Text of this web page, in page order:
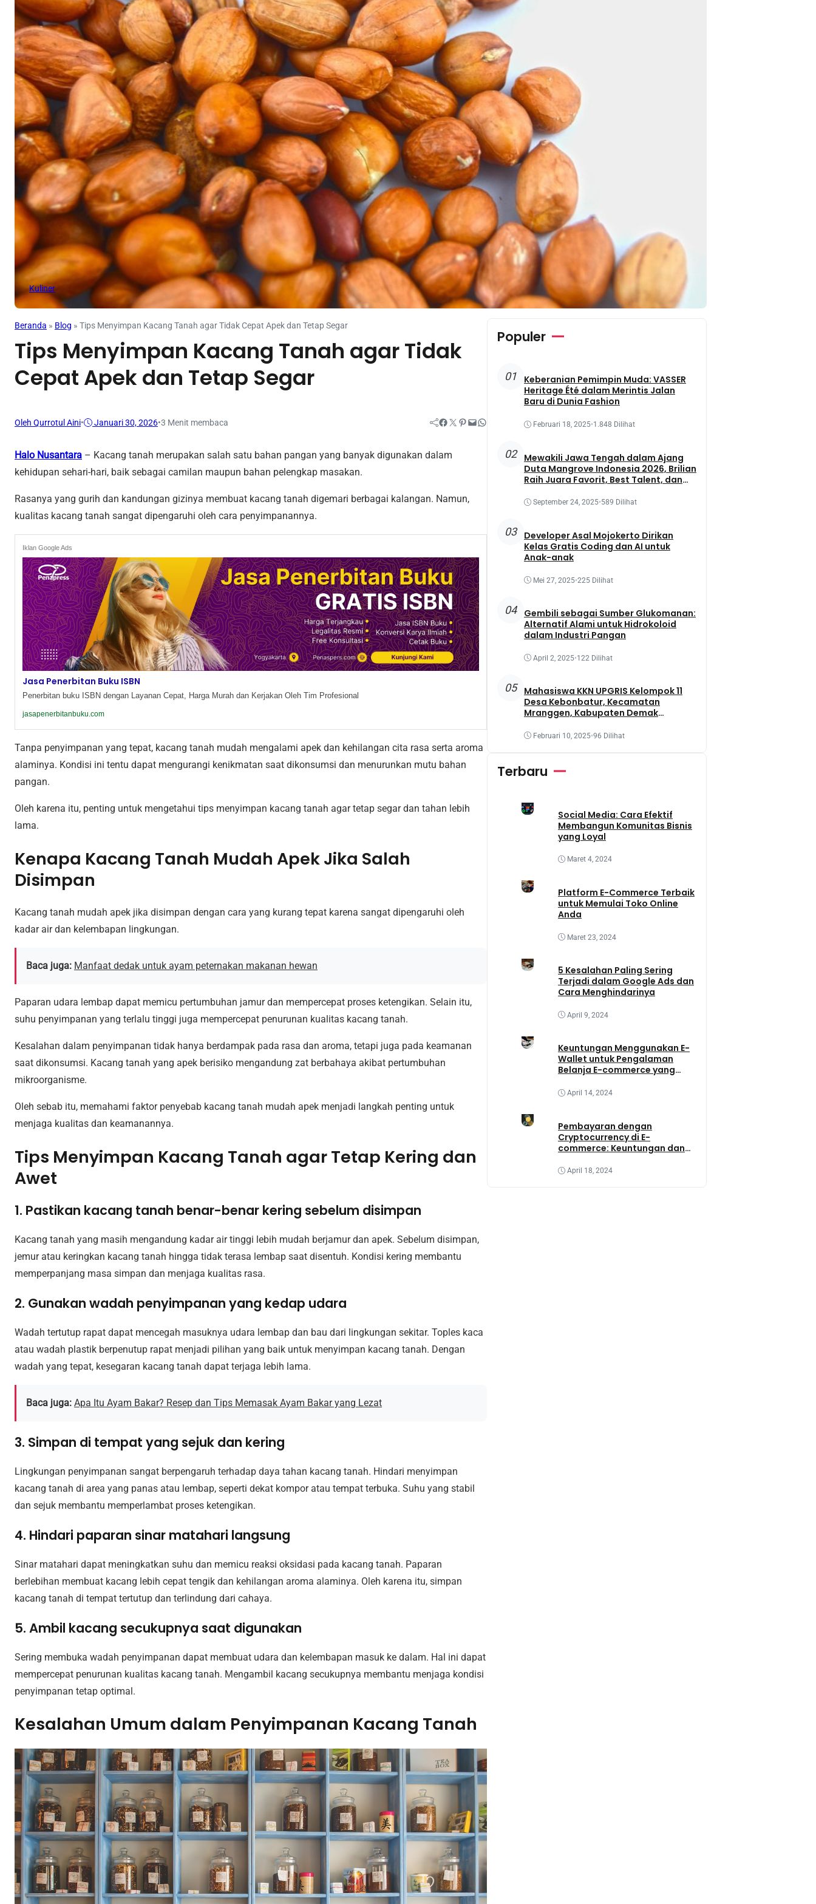
Kuliner
Beranda » Blog » Tips Menyimpan Kacang Tanah agar Tidak Cepat Apek dan Tetap Segar
Tips Menyimpan Kacang Tanah agar Tidak
Cepat Apek dan Tetap Segar
Oleh Qurrotul Aini• Januari 30, 2026•3 Menit membaca Facebook Twitter Pinterest Mail WhatsApp
Halo Nusantara – Kacang tanah merupakan salah satu bahan pangan yang banyak digunakan dalam
kehidupan sehari-hari, baik sebagai camilan maupun bahan pelengkap masakan.
Rasanya yang gurih dan kandungan gizinya membuat kacang tanah digemari berbagai kalangan. Namun,
kualitas kacang tanah sangat dipengaruhi oleh cara penyimpanannya.
Iklan Google Ads
Jasa Penerbitan Buku ISBN
Penerbitan buku ISBN dengan Layanan Cepat, Harga Murah dan Kerjakan Oleh Tim Profesional
jasapenerbitanbuku.com
Tanpa penyimpanan yang tepat, kacang tanah mudah mengalami apek dan kehilangan cita rasa serta aroma
alaminya. Kondisi ini tentu dapat mengurangi kenikmatan saat dikonsumsi dan menurunkan mutu bahan
pangan.
Oleh karena itu, penting untuk mengetahui tips menyimpan kacang tanah agar tetap segar dan tahan lebih
lama.
Kenapa Kacang Tanah Mudah Apek Jika Salah
Disimpan
Kacang tanah mudah apek jika disimpan dengan cara yang kurang tepat karena sangat dipengaruhi oleh
kadar air dan kelembapan lingkungan.
Baca juga: Manfaat dedak untuk ayam peternakan makanan hewan
Paparan udara lembap dapat memicu pertumbuhan jamur dan mempercepat proses ketengikan. Selain itu,
suhu penyimpanan yang terlalu tinggi juga mempercepat penurunan kualitas kacang tanah.
Kesalahan dalam penyimpanan tidak hanya berdampak pada rasa dan aroma, tetapi juga pada keamanan
saat dikonsumsi. Kacang tanah yang apek berisiko mengandung zat berbahaya akibat pertumbuhan
mikroorganisme.
Oleh sebab itu, memahami faktor penyebab kacang tanah mudah apek menjadi langkah penting untuk
menjaga kualitas dan keamanannya.
Tips Menyimpan Kacang Tanah agar Tetap Kering dan
Awet
1. Pastikan kacang tanah benar-benar kering sebelum disimpan
Kacang tanah yang masih mengandung kadar air tinggi lebih mudah berjamur dan apek. Sebelum disimpan,
jemur atau keringkan kacang tanah hingga tidak terasa lembap saat disentuh. Kondisi kering membantu
memperpanjang masa simpan dan menjaga kualitas rasa.
2. Gunakan wadah penyimpanan yang kedap udara
Wadah tertutup rapat dapat mencegah masuknya udara lembap dan bau dari lingkungan sekitar. Toples kaca
atau wadah plastik berpenutup rapat menjadi pilihan yang baik untuk menyimpan kacang tanah. Dengan
wadah yang tepat, kesegaran kacang tanah dapat terjaga lebih lama.
Baca juga: Apa Itu Ayam Bakar? Resep dan Tips Memasak Ayam Bakar yang Lezat
3. Simpan di tempat yang sejuk dan kering
Lingkungan penyimpanan sangat berpengaruh terhadap daya tahan kacang tanah. Hindari menyimpan
kacang tanah di area yang panas atau lembap, seperti dekat kompor atau tempat terbuka. Suhu yang stabil
dan sejuk membantu memperlambat proses ketengikan.
4. Hindari paparan sinar matahari langsung
Sinar matahari dapat meningkatkan suhu dan memicu reaksi oksidasi pada kacang tanah. Paparan
berlebihan membuat kacang lebih cepat tengik dan kehilangan aroma alaminya. Oleh karena itu, simpan
kacang tanah di tempat tertutup dan terlindung dari cahaya.
5. Ambil kacang secukupnya saat digunakan
Sering membuka wadah penyimpanan dapat membuat udara dan kelembapan masuk ke dalam. Hal ini dapat
mempercepat penurunan kualitas kacang tanah. Mengambil kacang secukupnya membantu menjaga kondisi
penyimpanan tetap optimal.
Kesalahan Umum dalam Penyimpanan Kacang Tanah
Populer
01
Keberanian Pemimpin Muda: VASSER
Heritage Été dalam Merintis Jalan
Baru di Dunia Fashion
Februari 18, 2025•1.848 Dilihat
02
Mewakili Jawa Tengah dalam Ajang
Duta Mangrove Indonesia 2026, Brilian
Raih Juara Favorit, Best Talent, dan
September 24, 2025•589 Dilihat
03
Developer Asal Mojokerto Dirikan
Kelas Gratis Coding dan AI untuk
Anak-anak
Mei 27, 2025•225 Dilihat
04
Gembili sebagai Sumber Glukomanan:
Alternatif Alami untuk Hidrokoloid
dalam Industri Pangan
April 2, 2025•122 Dilihat
05
Mahasiswa KKN UPGRIS Kelompok 11
Desa Kebonbatur, Kecamatan
Mranggen, Kabupaten Demak
Obat Dengan Memanfaatkan Lahan
Februari 10, 2025•96 Dilihat
Terbaru
Social Media: Cara Efektif
Membangun Komunitas Bisnis
yang Loyal
Maret 4, 2024
Platform E-Commerce Terbaik
untuk Memulai Toko Online
Anda
Maret 23, 2024
5 Kesalahan Paling Sering
Terjadi dalam Google Ads dan
Cara Menghindarinya
April 9, 2024
Keuntungan Menggunakan E-
Wallet untuk Pengalaman
Belanja E-commerce yang
April 14, 2024
Pembayaran dengan
Cryptocurrency di E-
commerce: Keuntungan dan
April 18, 2024